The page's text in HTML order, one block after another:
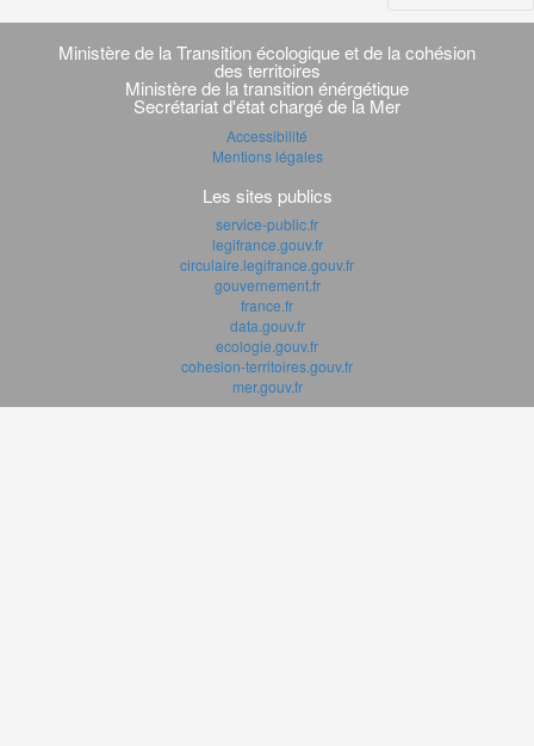
Navigation
transverse
Ministère de la Transition écologique et de la cohésion
des territoires
Ministère de la transition énérgétique
Secrétariat d'état chargé de la Mer
Accessibilité
Mentions légales
Les sites publics
service-public.fr
legifrance.gouv.fr
circulaire.legifrance.gouv.fr
gouvernement.fr
france.fr
data.gouv.fr
ecologie.gouv.fr
cohesion-territoires.gouv.fr
mer.gouv.fr